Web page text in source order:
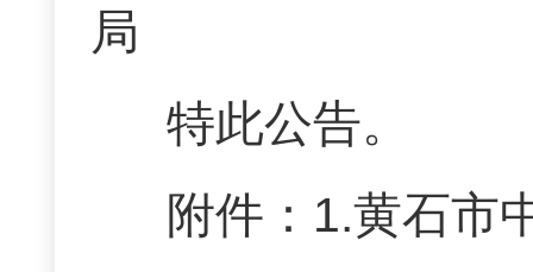
局
特此公告。
附件：1.黄石市